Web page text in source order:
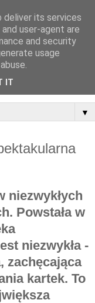
▼
niezwykłych
Powstała w
niezwykła -
zachęcająca
kartek. To
deliver its services
user-agent are
and security
usage
IT